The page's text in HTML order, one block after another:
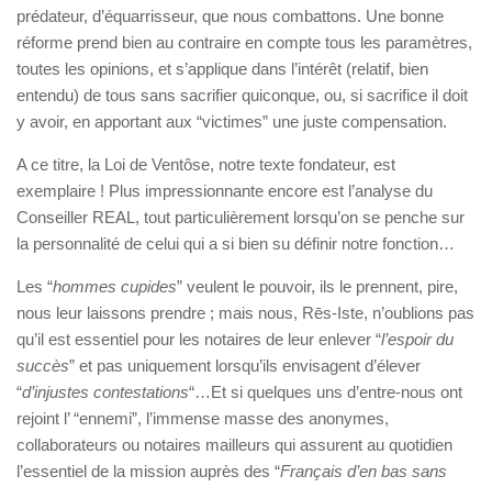
prédateur, d’équarrisseur, que nous combattons. Une bonne
réforme prend bien au contraire en compte tous les paramètres,
toutes les opinions, et s’applique dans l’intérêt (relatif, bien
entendu) de tous sans sacrifier quiconque, ou, si sacrifice il doit
y avoir, en apportant aux “victimes” une juste compensation.
A ce titre, la Loi de Ventôse, notre texte fondateur, est
exemplaire ! Plus impressionnante encore est l’analyse du
Conseiller REAL, tout particulièrement lorsqu’on se penche sur
la personnalité de celui qui a si bien su définir notre fonction…
Les “hommes cupides” veulent le pouvoir, ils le prennent, pire,
nous leur laissons prendre ; mais nous, Rēs-Iste, n’oublions pas
qu’il est essentiel pour les notaires de leur enlever “l’espoir du
succès” et pas uniquement lorsqu’ils envisagent d’élever
“d’injustes contestations“…Et si quelques uns d’entre-nous ont
rejoint l’ “ennemi”, l’immense masse des anonymes,
collaborateurs ou notaires mailleurs qui assurent au quotidien
l’essentiel de la mission auprès des “Français d’en bas sans